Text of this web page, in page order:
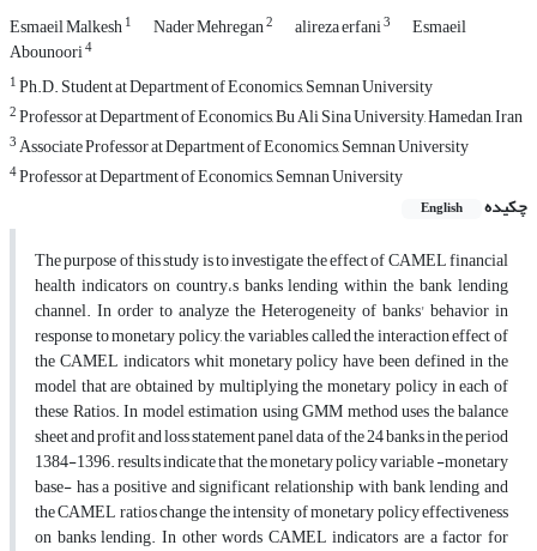
Esmaeil Malkesh1 Nader Mehregan2 alireza erfani3 Esmaeil
Abounoori4
1Ph.D. Student at Department of Economics, Semnan University
2Professor at Department of Economics, Bu Ali Sina University, Hamedan, Iran
3Associate Professor at Department of Economics, Semnan University
4Professor at Department of Economics, Semnan University
چکیده
English
The purpose of this study is to investigate the effect of CAMEL financial
health indicators on country،s banks lending within the bank lending
channel. In order to analyze the Heterogeneity of banks' behavior in
response to monetary policy, the variables called the interaction effect of
the CAMEL indicators whit monetary policy have been defined in the
model that are obtained by multiplying the monetary policy in each of
these Ratios. In model estimation using GMM method uses the balance
sheet and profit and loss statement panel data of the 24 banks in the period
1384-1396. results indicate that the monetary policy variable -monetary
base- has a positive and significant relationship with bank lending and
the CAMEL ratios change the intensity of monetary policy effectiveness
on banks lending. In other words CAMEL indicators are a factor for